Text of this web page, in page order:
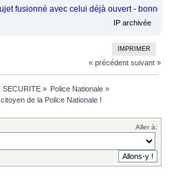
fusionné avec celui déjà ouvert - bonne
IP archivée
IMPRIMER
« précédent suivant »
SECURITE» Police Nationale»
de la Police Nationale !
Aller à: